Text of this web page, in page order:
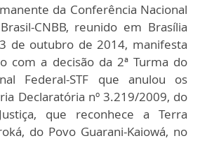
da Conferência Nacional
CNBB, reunido em Brasília
de outubro de 2014, manifesta
com a decisão da 2ª Turma do
Federal-STF que anulou os
Declaratória nº 3.219/2009, do
que reconhece a Terra
do Povo Guarani-Kaiowá, no